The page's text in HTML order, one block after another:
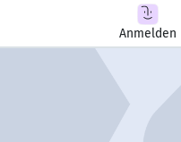
Anmelden